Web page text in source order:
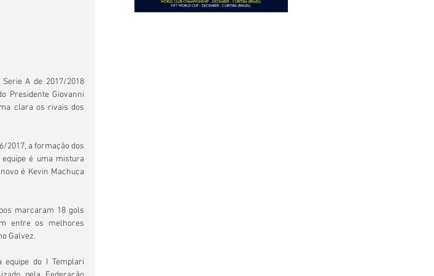
A de 2017/2018
Presidente Giovanni
clara os rivais dos
2017, a formação dos
é uma mistura
é Kevin Machuca
marcaram 18 gols
entre os melhores
Galvez.
equipe do I Templari